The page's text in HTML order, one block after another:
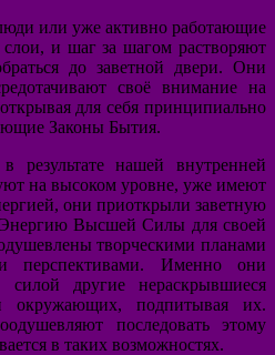
или уже активно работающие
и шаг за шагом растворяют
до заветной двери. Они
своё внимание на
для себя принципиально
Законы Бытия.
результате нашей внутренней
на высоком уровне, уже имеют
они приоткрыли заветную
Высшей Силы для своей
творческими планами
перспективами. Именно они
другие нераскрывшиеся
окружающих, подпитывая их.
последовать этому
в таких возможностях.